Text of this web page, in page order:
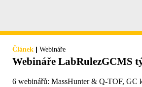
Článek | Webináře
Webináře LabRulezGCMS
6 webinářů: MassHunter & Q-TOF, GC